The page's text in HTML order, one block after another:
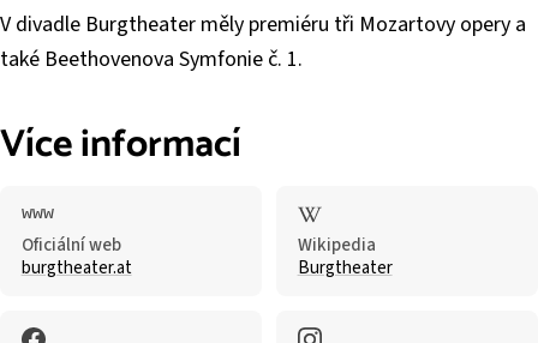
V divadle Burgtheater měly premiéru tři Mozartovy opery a
také Beethovenova Symfonie č. 1.
Více informací
Oficiální web
burgtheater.at
Wikipedia
Burgtheater